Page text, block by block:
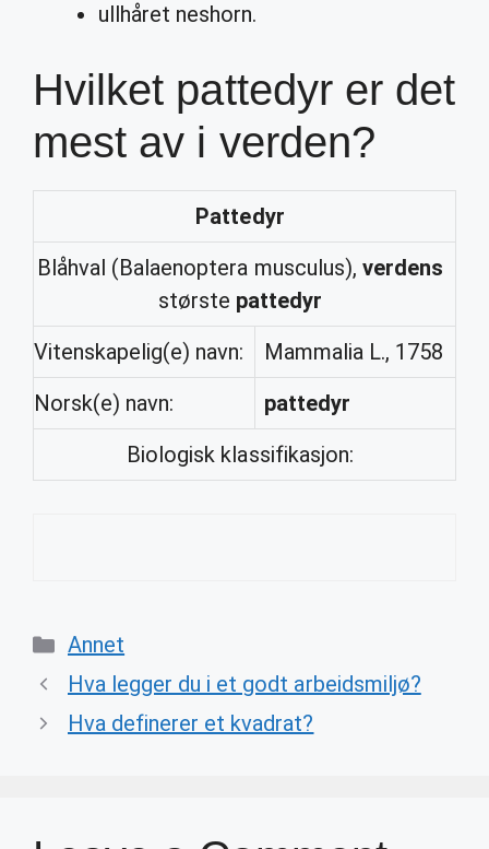
ullhåret neshorn.
Hvilket pattedyr er det
mest av i verden?
Pattedyr
Blåhval (Balaenoptera musculus), verdens
største pattedyr
Vitenskapelig(e) navn:
Mammalia L., 1758
Norsk(e) navn:
pattedyr
Biologisk klassifikasjon:
Categories
Annet
Hva legger du i et godt arbeidsmiljø?
Hva definerer et kvadrat?